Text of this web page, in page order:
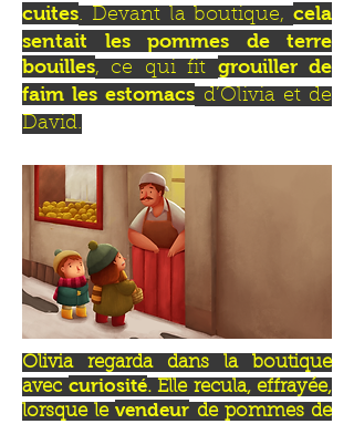
cuites. Devant la boutique, cela
sentait les pommes de terre
bouilles, ce qui fit grouiller de
faim les estomacs d’Olivia et de
David.
Olivia regarda dans la boutique
avec curiosité. Elle recula, effrayée,
lorsque levendeur de pommes de